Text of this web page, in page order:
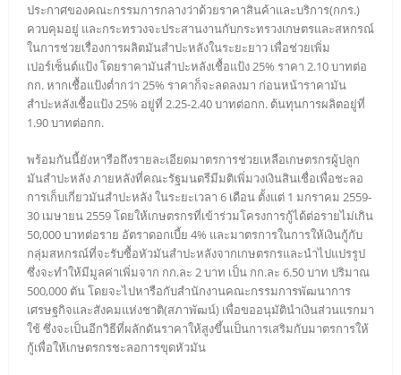
ประกาศของคณะกรรมการกลางว่าด้วยราคาสินค้าและบริการ(กกร.)
ควบคุมอยู่ และกระทรวงจะประสานงานกับกระทรวงเกษตรและสหกรณ์
ในการช่วยเรื่องการผลิตมันสำปะหลังในระยะยาว เพื่อช่วยเพิ่ม
เปอร์เซ็นต์แป้ง โดยราคามันสำปะหลังเชื้อแป้ง 25% ราคา 2.10 บาทต่อ
กก. หากเชื้อแป้งต่ำกว่า 25% ราคาก็จะลดลงมา ก่อนหน้าราคามัน
สำปะหลังเชื้อแป้ง 25% อยู่ที่ 2.25-2.40 บาทต่อกก. ต้นทุนการผลิตอยู่ที่
1.90 บาทต่อกก.
พร้อมกันนี้ยังหารือถึงรายละเอียดมาตรการช่วยเหลือเกษตรกรผู้ปลูก
มันสำปะหลัง ภายหลังที่คณะรัฐมนตรีมีมติเพิ่มวงเงินสินเชื่อเพื่อชะลอ
การเก็บเกี่ยวมันสำปะหลัง ในระยะเวลา 6 เดือน ตั้งแต่ 1 มกราคม 2559-
30 เมษายน 2559 โดยให้เกษตรกรที่เข้าร่วมโครงการกู้ได้ต่อรายไม่เกิน
50,000 บาทต่อราย อัตราดอกเบี้ย 4% และมาตรการในการให้เงินกู้กับ
กลุ่มสหกรณ์ที่จะรับซื้อหัวมันสำปะหลังจากเกษตรกรและนำไปแปรรูป
ซึ่งจะทำให้มีมูลค่าเพิ่มจาก กก.ละ 2 บาท เป็น กก.ละ 6.50 บาท ปริมาณ
500,000 ตัน โดยจะไปหารือกับสำนักงานคณะกรรมการพัฒนาการ
เศรษฐกิจและสังคมแห่งชาติ(สภาพัฒน์) เพื่อขออนุมัตินำเงินส่วนแรกมา
ใช้ ซึ่งจะเป็นอีกวิธีที่ผลักดันราคาให้สูงขึ้นเป็นการเสริมกับมาตรการให้
กู้เพื่อให้เกษตรกรชะลอการขุดหัวมัน